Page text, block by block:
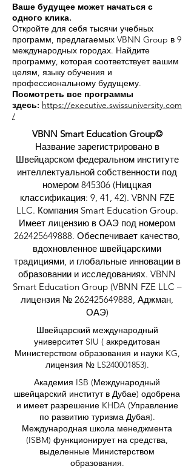
Ваше будущее может начаться с
одного клика.
Откройте для себя тысячи учебных
программ, предлагаемых VBNN Group в 9
международных городах. Найдите
программу, которая соответствует вашим
целям, языку обучения и
профессиональному будущему.
Посмотреть все программы
здесь: https://executive.swissuniversity.com
/
VBNN Smart Education Group©
Название зарегистрировано в
Швейцарском федеральном институте
интеллектуальной собственности под
номером 845306 (Ниццкая
классификация: 9, 41, 42). VBNN FZE
LLC. Компания Smart Education Group.
Имеет лицензию в ОАЭ под номером
262425649888. Обеспечивает качество,
вдохновленное швейцарскими
традициями, и глобальные инновации в
образовании и исследованиях. VBNN
Smart Education Group (VBNN FZE LLC –
лицензия № 262425649888 , Аджман,
ОАЭ)
Швейцарский международный
университет SIU ( аккредитован
Министерством образования и науки KG,
лицензия № LS240001853).
Академия ISB (Международный
швейцарский институт в Дубае) одобрена
и имеет разрешение KHDA (Управление
по развитию туризма Дубая).
Международная школа менеджмента
(ISBM) функционирует на средства,
выделенные Министерством
образования.